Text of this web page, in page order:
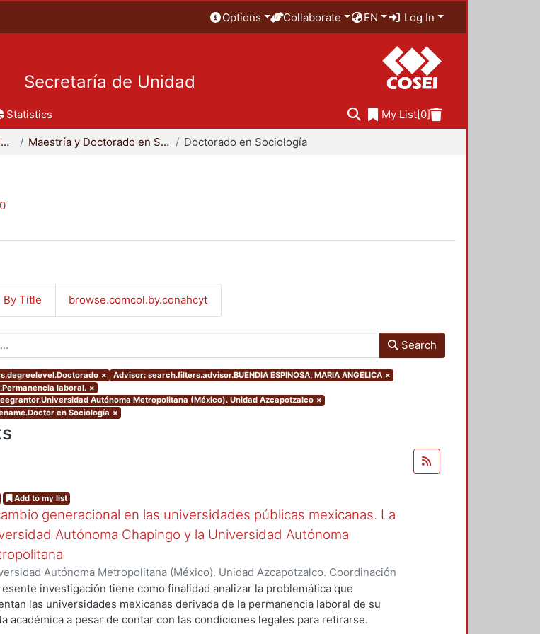
Options Collaborate EN Log In
Secretaría de Unidad
Statistics My List[0]
Coordinación Divisional de Posgrado Maestría y Doctorado en Sociología Doctorado en Sociología
By Title browse.comcol.by.conahcyt
Search
× Advisor: search.filters.advisor.BUENDIA ESPINOSA, MARIA ANGELICA ×
laboral. ×
Autónoma Metropolitana (México). Unidad Azcapotzalco ×
en Sociología ×
Add to my list
generacional en las universidades públicas mexicanas. La
Autónoma Chapingo y la Universidad Autónoma
Autónoma Metropolitana (México). Unidad Azcapotzalco. Coordinación
de Información.,2015-04-20)OLIVER VILLALOBOS, LORENA
investigación tiene como finalidad analizar la problemática que
las universidades mexicanas derivada de la permanencia laboral de su
académica a pesar de contar con las condiciones legales para retirarse.